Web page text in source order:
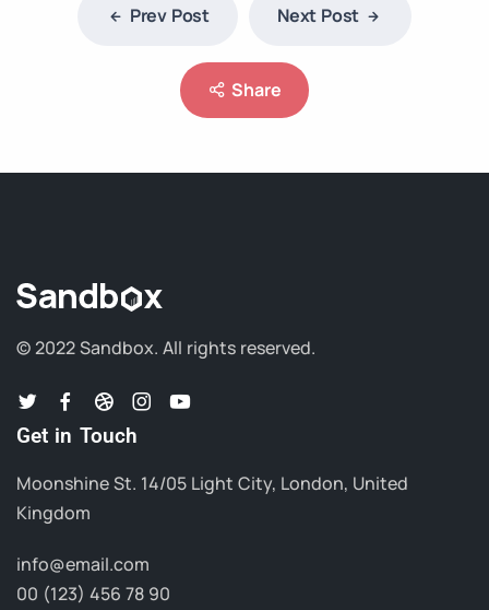
Prev Post Next Post
Share
© 2022 Sandbox. All rights reserved.
Get in Touch
Moonshine St. 14/05 Light City, London, United
Kingdom
info@email.com
00 (123) 456 78 90